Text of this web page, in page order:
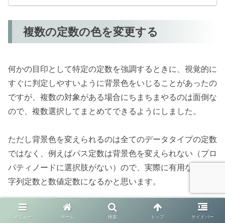
複数の定数の色を変更する
何かの目印として特定の定数を強調するときに、視覚的に
すぐに判定しやすいように背景色をいじることがあったの
ですが、複数の対象がある場合にちまちまやるのは面倒な
ので、複数選択してまとめてできるようにしました。
ただし背景色を変えられるのは全てのデータタイプの定数
ではなく、例えばパス定数は背景色を変えられない（プロ
パティノードに選択肢がない）ので、実際に有用なのは文
字列定数と数値定数になるかと思います。
メニュー ホーム 検索 トップ サイドバー